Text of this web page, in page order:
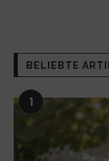
BELIEBTE
1